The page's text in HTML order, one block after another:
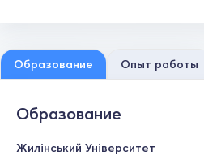
Образование Опыт работы
Образование
Жилінський Університет